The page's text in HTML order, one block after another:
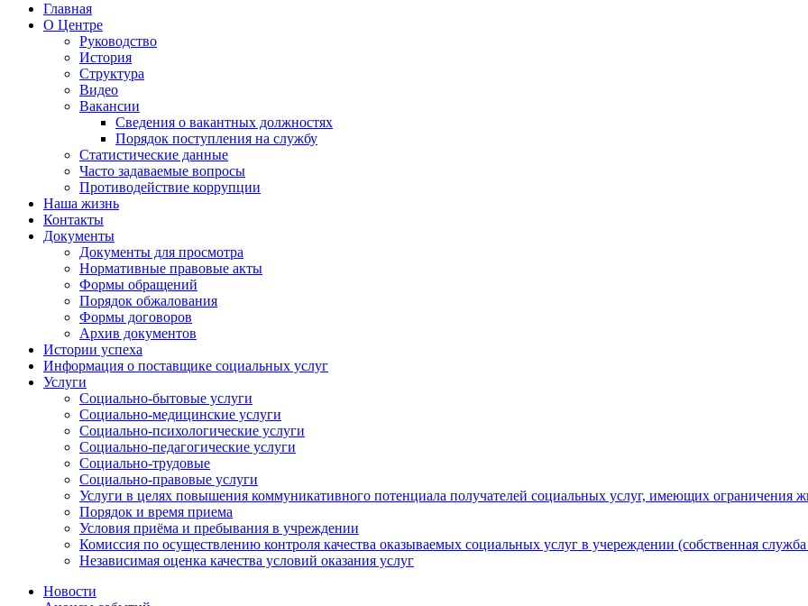
Главная
О Центре
Руководство
История
Структура
Видео
Вакансии
Сведения о вакантных должностях
Порядок поступления на службу
Статистические данные
Часто задаваемые вопросы
Противодействие коррупции
Наша жизнь
Контакты
Документы
Документы для просмотра
Нормативные правовые акты
Формы обращений
Порядок обжалования
Формы договоров
Архив документов
Истории успеха
Информация о поставщике социальных услуг
Услуги
Социально-бытовые услуги
Социально-медицинские услуги
Социально-психологические услуги
Социально-педагогические услуги
Социально-трудовые
Социально-правовые услуги
Услуги в целях повышения коммуникативного потенциала получателей социальных услуг, имеющих ограничения
Порядок и время приема
Условия приёма и пребывания в учреждении
Комиссия по осуществлению контроля качества оказываемых социальных услуг в учереждении (собственная
Независимая оценка качества условий оказания услуг
Новости